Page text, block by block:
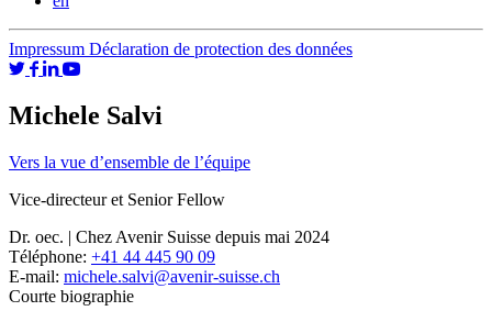
Impressum Déclaration de protection des données
Michele Salvi
Vers la vue d’ensemble de l’équipe
Vice-directeur et Senior Fellow
Dr. oec. | Chez Avenir Suisse depuis mai 2024
Téléphone: +41 44 445 90 09
E-mail: michele.salvi@avenir-suisse.ch
Courte biographie